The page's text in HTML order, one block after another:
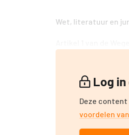
Wet, literatuur en
Log
Deze content
voordelen